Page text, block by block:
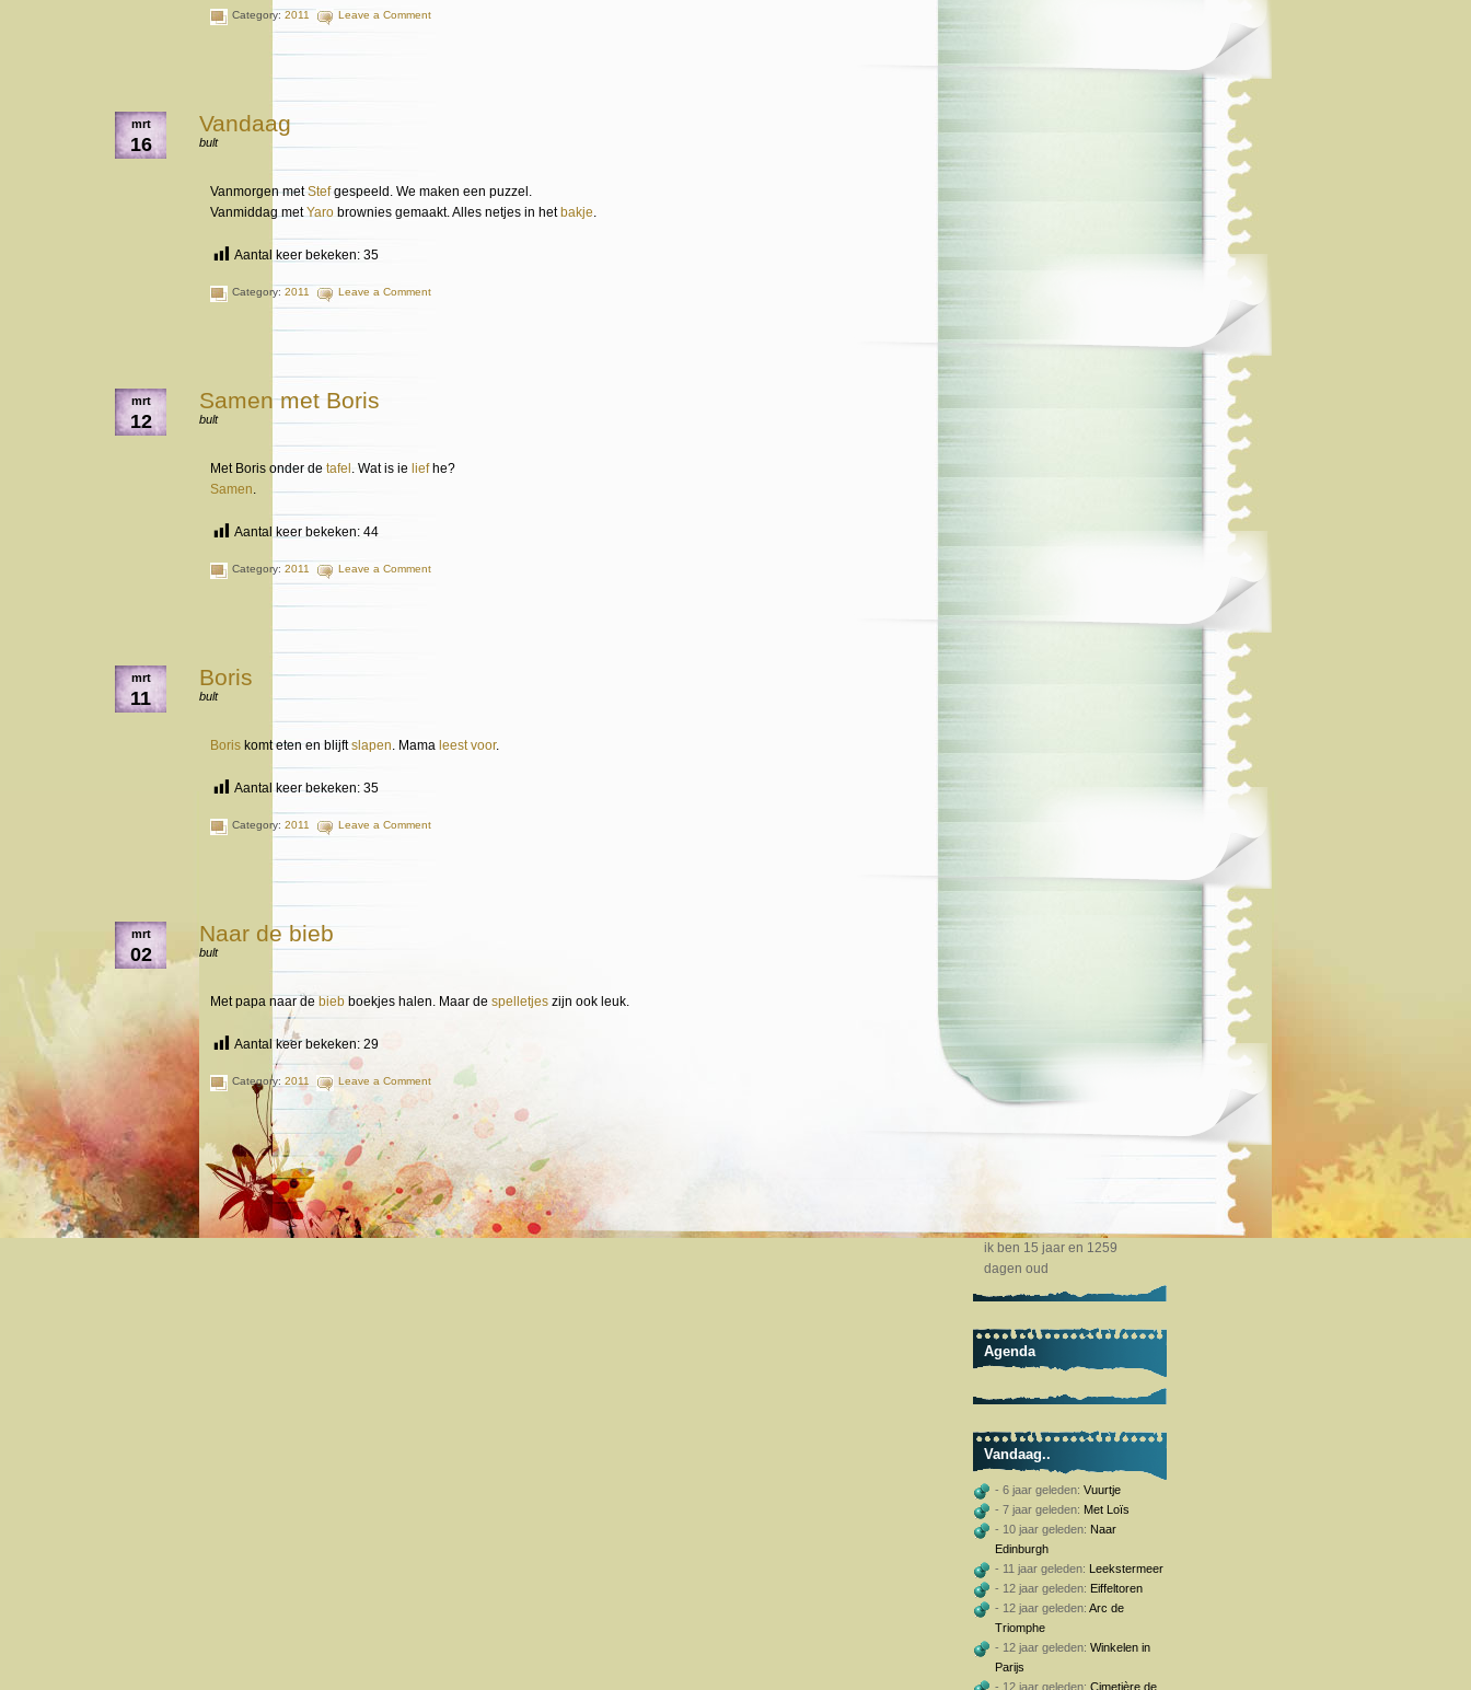
Category: 2011 Leave a Comment
mrt
16
Vandaag
bult
Vanmorgen metStefgespeeld. We maken een puzzel.
Vanmiddag metYaro brownies gemaakt. Alles netjes in het bakje.
Aantal keer bekeken: 35
Category: 2011 Leave a Comment
mrt
12
Samen met Boris
bult
Met Boris onder de tafel . Wat is ie liefhe?
Samen.
Aantal keer bekeken: 44
Category: 2011 Leave a Comment
mrt
11
Boris
bult
Boris komt eten en blijftslapen. Mama leest voor.
Aantal keer bekeken: 35
Category: 2011 Leave a Comment
mrt
02
Naar de bieb
bult
Met papa naar de bieb boekjes halen. Maar de spelletjes zijn ook leuk.
Aantal keer bekeken: 29
Category: 2011 Leave a Comment
ik ben 15 jaar en 1259
dagen oud
Agenda
Vandaag..
- 6 jaar geleden: Vuurtje
- 7 jaar geleden: Met Loïs
- 10 jaar geleden: Naar
Edinburgh
- 11 jaar geleden: Leekstermeer
- 12 jaar geleden: Eiffeltoren
- 12 jaar geleden: Arc de
Triomphe
- 12 jaar geleden: Winkelen in
Parijs
- 12 jaar geleden: Cimetière de